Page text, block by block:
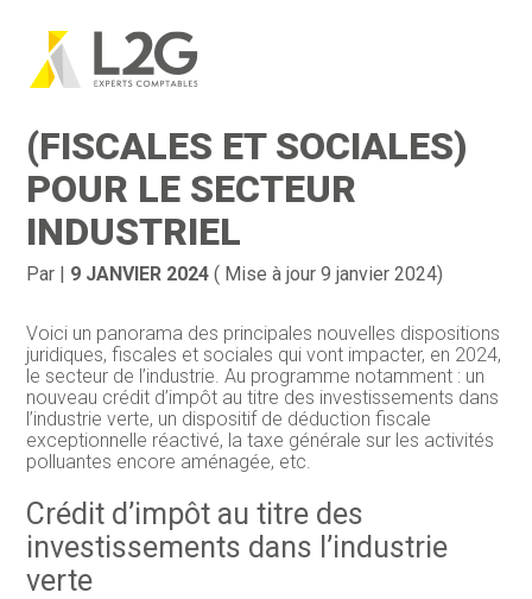
Aller
au
Création d’entreprise
Financement & trésorerie
Pilotage d’entreprise
Entreprise en difficultés
Gestion
Social & RH
Juridique
Documents
Dématérialisation / collecte
(FISCALES ET SOCIALES)
POUR LE SECTEUR
INDUSTRIEL
Par | 9 JANVIER 2024 ( Mise à jour 9 janvier 2024)
Voici un panorama des principales nouvelles dispositions
juridiques, fiscales et sociales qui vont impacter, en 2024,
le secteur de l’industrie. Au programme notamment : un
nouveau crédit d’impôt au titre des investissements dans
l’industrie verte, un dispositif de déduction fiscale
exceptionnelle réactivé, la taxe générale sur les activités
polluantes encore aménagée, etc.
Crédit d’impôt au titre des
investissements dans l’industrie
verte